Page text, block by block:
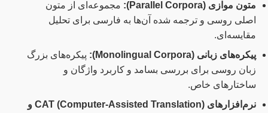
متون موازی (Parallel Corpora):
مجموعه‌ای از متون
اصلی روسی و ترجمه شده آن‌ها به فارسی برای تحلیل
مقایسه‌ای.
پیکره‌های زبانی (Monolingual Corpora):
پیکره‌های بزرگ
زبان روسی برای بررسی بسامد و کاربرد واژگان و
ساختارهای خاص.
نرم‌افزارهای CAT (Computer-Assisted Translation) و